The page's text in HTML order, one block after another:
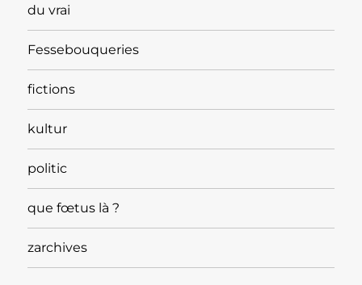
du vrai
Fessebouqueries
fictions
kultur
politic
que fœtus là ?
zarchives